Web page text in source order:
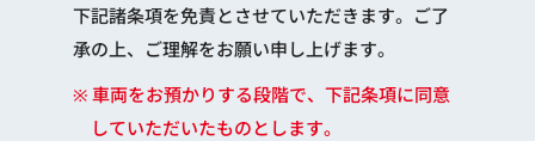
下記諸条項を免責とさせていただきます。ご了
承の上、ご理解をお願い申し上げます。
※ 車両をお預かりする段階で、下記条項に同意
していただいたものとします。